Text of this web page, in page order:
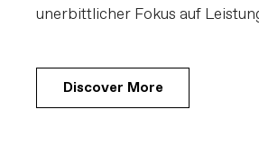
unerbittlicher Fokus auf
Discover More